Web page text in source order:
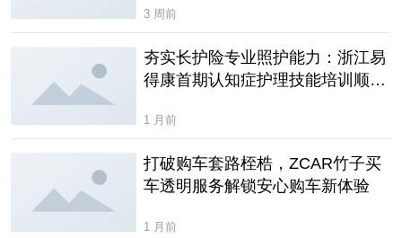
3 周前
夯实长护险专业照护能力：浙江易
得康首期认知症护理技能培训顺利
1 月前
打破购车套路桎梏，ZCAR竹子买
车透明服务解锁安心购车新体验
1 月前